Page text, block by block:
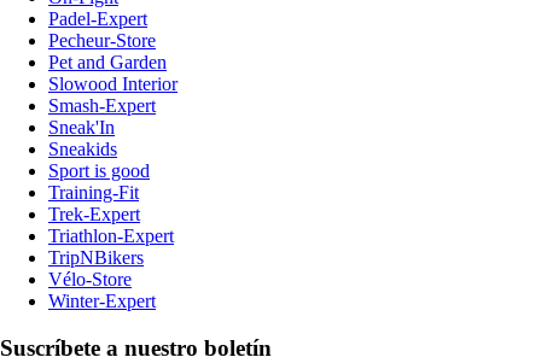
Padel-Expert
Pecheur-Store
Pet and Garden
Slowood Interior
Smash-Expert
Sneak'In
Sneakids
Sport is good
Training-Fit
Trek-Expert
Triathlon-Expert
TripNBikers
Vélo-Store
Winter-Expert
Suscríbete a nuestro boletín